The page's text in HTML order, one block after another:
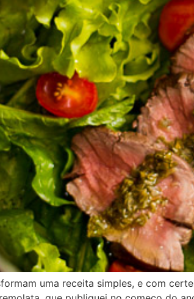
uma receita simples, e com